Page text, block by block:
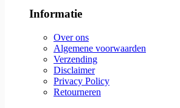
Informatie
Over ons
Algemene voorwaarden
Verzending
Disclaimer
Privacy Policy
Retourneren